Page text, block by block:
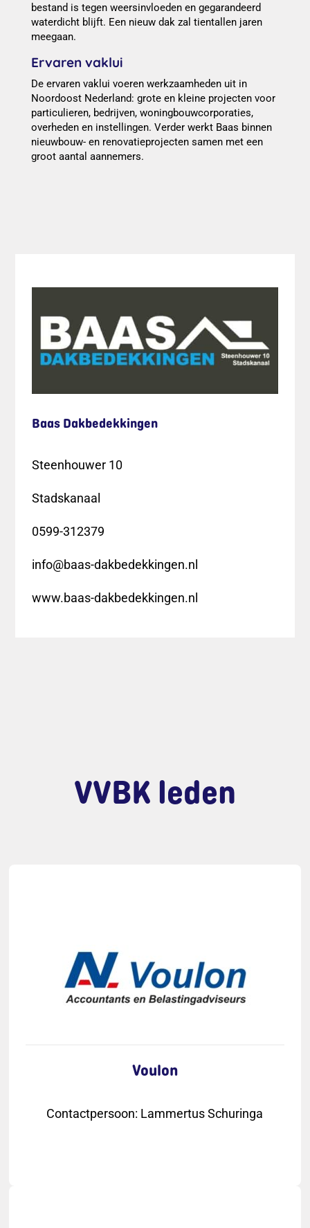
bestand is tegen weersinvloeden en gegarandeerd
waterdicht blijft. Een nieuw dak zal tientallen jaren
meegaan.
Ervaren vaklui
De ervaren vaklui voeren werkzaamheden uit in
Noordoost Nederland: grote en kleine projecten voor
particulieren, bedrijven, woningbouwcorporaties,
overheden en instellingen. Verder werkt Baas binnen
nieuwbouw- en renovatieprojecten samen met een
groot aantal aannemers.
Baas Dakbedekkingen
Steenhouwer 10
Stadskanaal
0599-312379
info@baas-dakbedekkingen.nl
www.baas-dakbedekkingen.nl
VVBK leden
Voulon
Contactpersoon: Lammertus Schuringa